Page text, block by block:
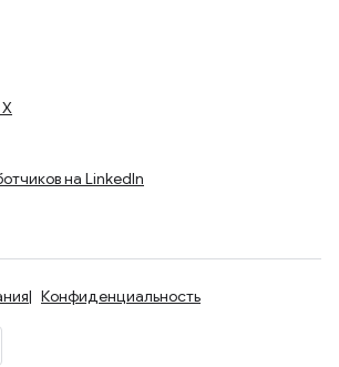
на LinkedIn
Конфиденциальность